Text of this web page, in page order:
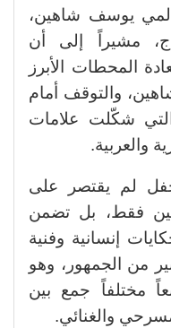
يوسف شاهين،
مشيراً إلى أن
المحطات الأبرز
والتوقف أمام
التي شكّلت علامات
والعربية.
لم يقتصر على
فقط، بل تضمن
إنسانية وفنية
من الجمهور، وهو
مختلفاً جمع بين
والغنائي.